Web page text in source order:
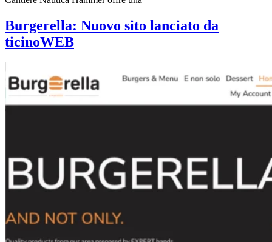
Burgerella: Nuovo sito lanciato da
ticinoWEB